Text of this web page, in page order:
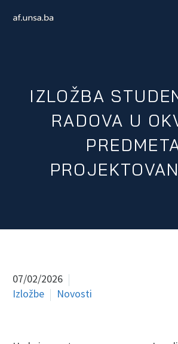
IZLOŽBA
RADOVA U
07/02/2026
Izložbe
Novosti